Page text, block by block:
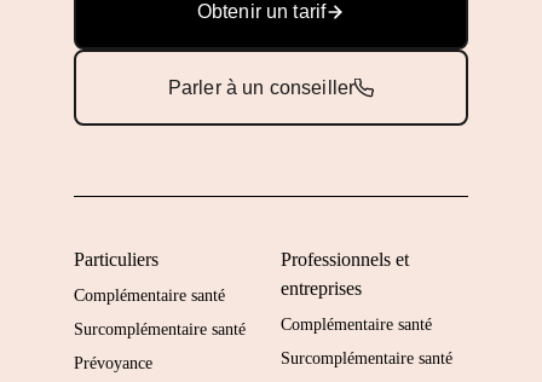
Obtenir un tarif
Parler à un conseiller
Particuliers
Complémentaire santé
Surcomplémentaire santé
Prévoyance
Professionnels et
entreprises
Complémentaire santé
Surcomplémentaire santé